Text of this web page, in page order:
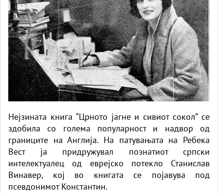
Нејзината книга “Црното јагне и сивиот сокол” се
здобила со голема популарност и надвор од
границите на Англија. На патувањата на Ребека
Вест ја придружувал познатиот српски
интелектуалец од еврејско потекло Станислав
Винавер, кој во книгата се појавува под
псевдонимот Константин.